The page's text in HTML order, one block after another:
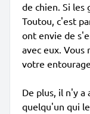
de chien. Si les
Toutou, c'est
ont envie de
avec eux. Vous
votre
De plus, il n'y a
quelqu'un qui